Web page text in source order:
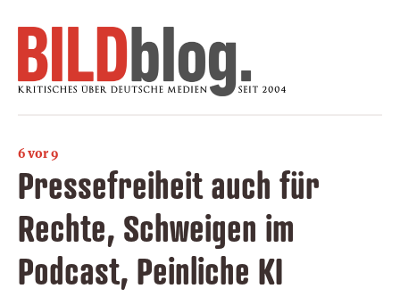
6 vor 9
Pressefreiheit auch für
Rechte, Schweigen im
Podcast, Peinliche KI